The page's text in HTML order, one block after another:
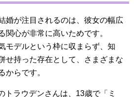
婚が注目されるのは、彼女の幅広
関心が非常に高いためです。
モデルという枠に収まらず、知
せ持った存在として、さまざまな
からです。
トラウデンさんは、13歳で「ミ